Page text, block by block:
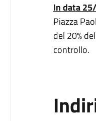
In data
Piazza
del 20%
controllo.